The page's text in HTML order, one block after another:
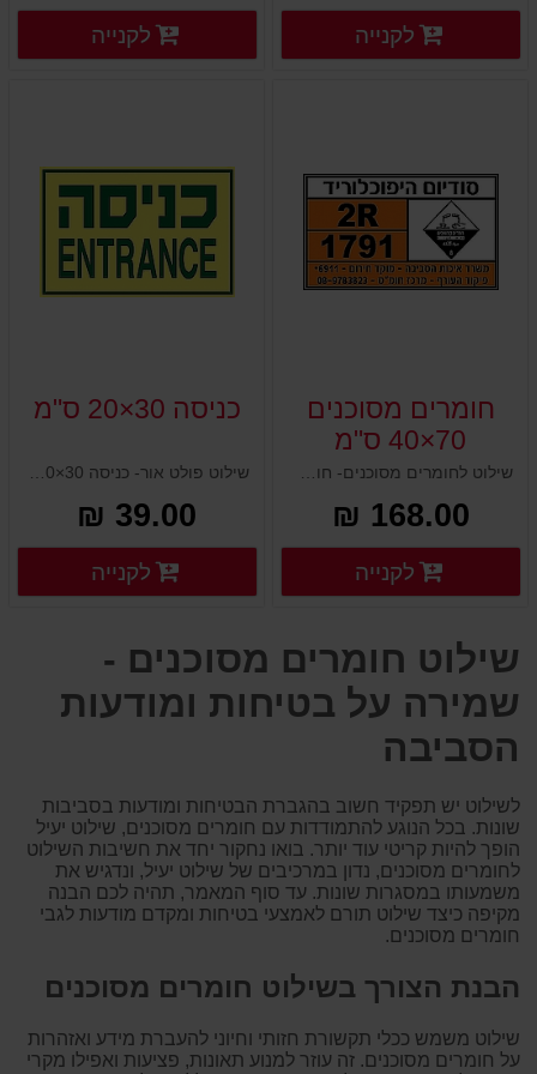
פרטים נוספים פרטים נוספים לקנייה פרטים נוספים
לקנייה
חומרים מסוכנים
70×40 ס"מ
168.00 ₪
פרטים נוספים פרטים נוספים לקנייה
כניסה 30×20 ס"מ
39.00 ₪
פרטים נוספים
לקנייה
שילוט חומרים מסוכנים -
שמירה על בטיחות ומודעות
הסביבה
לשילוט יש תפקיד חשוב בהגברת הבטיחות ומודעות בסביבות
שונות. בכל הנוגע להתמודדות עם חומרים מסוכנים, שילוט יעיל
הופך להיות קריטי עוד יותר. בואו נחקור יחד את חשיבות השילוט
לחומרים מסוכנים, נדון במרכיבים של שילוט יעיל, ונדגיש את
משמעותו במסגרות שונות. עד סוף המאמר, תהיה לכם הבנה
מקיפה כיצד שילוט תורם לאמצעי בטיחות ומקדם מודעות לגבי
חומרים מסוכנים.
הבנת הצורך בשילוט חומרים מסוכנים
שילוט משמש ככלי תקשורת חזותי וחיוני להעברת מידע ואזהרות
על חומרים מסוכנים. זה עוזר למנוע תאונות, פציעות ואפילו מקרי